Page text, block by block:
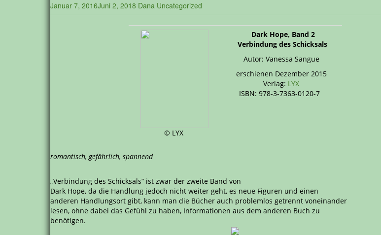
Januar 7, 2016Juni 2, 2018 Dana Uncategorized
© LYX
Dark Hope, Band 2
Verbindung des Schicksals
Autor: Vanessa Sangue
erschienen Dezember 2015
Verlag: LYX
ISBN: 978-3-7363-0120-7
romantisch, gefährlich, spannend
„Verbindung des Schicksals“ ist zwar der zweite Band von
Dark Hope, da die Handlung jedoch nicht weiter geht, es neue Figuren und einen
anderen Handlungsort gibt, kann man die Bücher auch problemlos getrennt voneinander
lesen, ohne dabei das Gefühl zu haben, Informationen aus dem anderen Buch zu
benötigen.